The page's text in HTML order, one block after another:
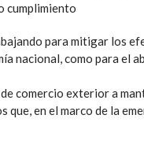
cumplimiento
para mitigar los
nacional, como para el
comercio exterior a
en el marco de la